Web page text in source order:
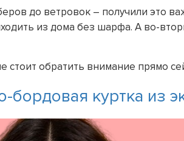
до ветровок – получили это
из дома без шарфа. А во-
обратить внимание прямо
бордовая куртка из